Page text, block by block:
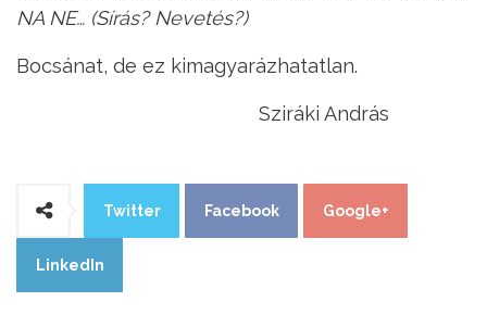
NA NE… (Sírás? Nevetés?)
Bocsánat, de ez kimagyarázhatatlan.
Sziráki András
Twitter Facebook Google+
LinkedIn